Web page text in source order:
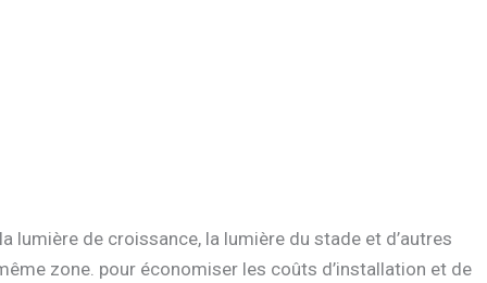
lumière de croissance, la lumière du stade et d’autres
zone. pour économiser les coûts d’installation et de